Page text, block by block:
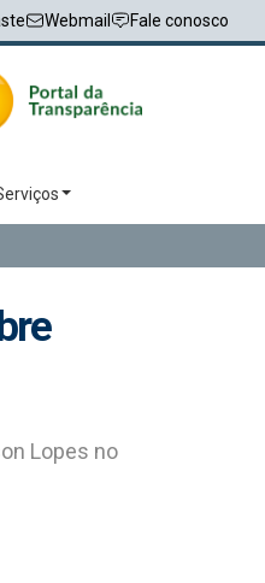
Webmail Fale conosco
Lopes no